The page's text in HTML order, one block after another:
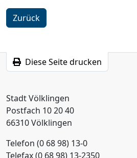
Zurück
Diese Seite drucken
Stadt Völklingen
Postfach 10 20 40
66310 Völklingen
Telefon (0 68 98) 13-0
Telefax (0 68 98) 13-2350